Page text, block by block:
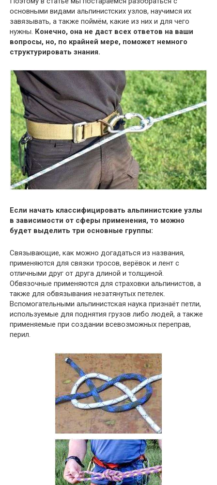
основными видами альпинистских узлов, научимся их
завязывать, а также поймём, какие из них и для чего
нужны. Конечно, она не даст всех ответов на ваши
вопросы, но, по крайней мере, поможет немного
структурировать знания.
Если начать классифицировать альпинистские узлы
в зависимости от сферы применения, то можно
будет выделить три основные группы:
Связывающие, как можно догадаться из названия,
применяются для связки тросов, верёвок и лент с
отличными друг от друга длиной и толщиной.
Обвязочные применяются для страховки альпинистов, а
также для обвязывания незатянутых петелек.
Вспомогательными альпинистская наука признаёт петли,
используемые для поднятия грузов либо людей, а также
применяемые при создании всевозможных переправ,
перил.